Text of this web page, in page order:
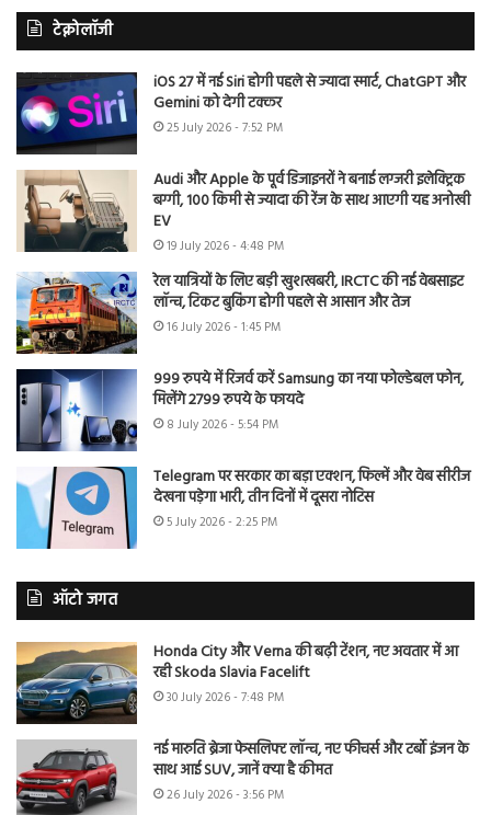
टेक्नोलॉजी
iOS 27 में नई Siri होगी पहले से ज्यादा स्मार्ट, ChatGPT और
Gemini को देगी टक्कर
25 July 2026 - 7:52 PM
Audi और Apple के पूर्व डिजाइनरों ने बनाई लग्जरी इलेक्ट्रिक
बग्गी, 100 किमी से ज्यादा की रेंज के साथ आएगी यह अनोखी
EV
19 July 2026 - 4:48 PM
रेल यात्रियों के लिए बड़ी खुशखबरी, IRCTC की नई वेबसाइट
लॉन्च, टिकट बुकिंग होगी पहले से आसान और तेज
16 July 2026 - 1:45 PM
999 रुपये में रिजर्व करें Samsung का नया फोल्डेबल फोन,
मिलेंगे 2799 रुपये के फायदे
8 July 2026 - 5:54 PM
Telegram पर सरकार का बड़ा एक्शन, फिल्में और वेब सीरीज
देखना पड़ेगा भारी, तीन दिनों में दूसरा नोटिस
5 July 2026 - 2:25 PM
ऑटो जगत
Honda City और Verna की बढ़ी टेंशन, नए अवतार में आ
रही Skoda Slavia Facelift
30 July 2026 - 7:48 PM
नई मारुति ब्रेजा फेसलिफ्ट लॉन्च, नए फीचर्स और टर्बो इंजन के
साथ आई SUV, जानें क्या है कीमत
26 July 2026 - 3:56 PM